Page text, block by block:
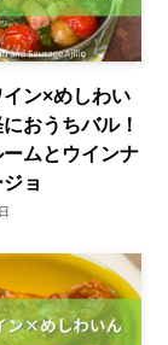
イン×めしわい
おうちバル！
ムとウインナ
ョ